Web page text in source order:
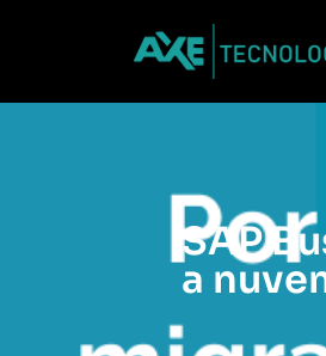
SAP
a